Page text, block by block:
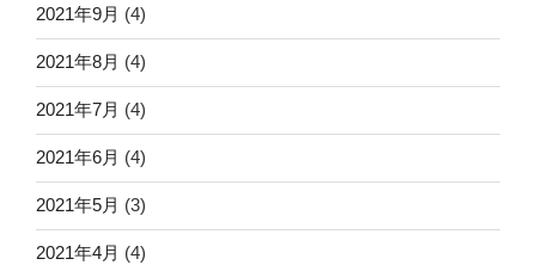
2021年9月 (4)
2021年8月 (4)
2021年7月 (4)
2021年6月 (4)
2021年5月 (3)
2021年4月 (4)